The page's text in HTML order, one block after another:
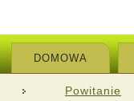
DOMOWA
Powitanie